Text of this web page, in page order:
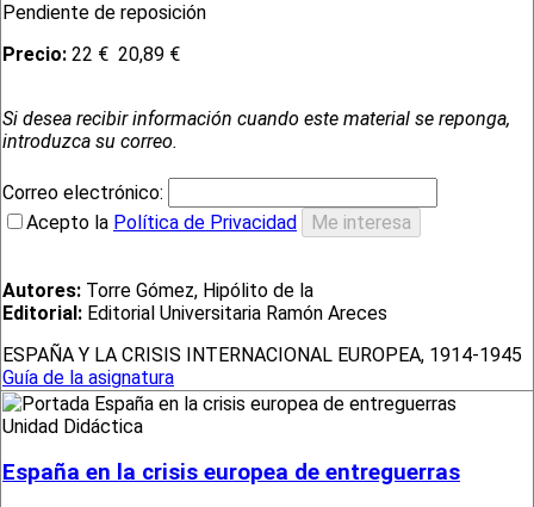
Pendiente de reposición
Precio: 22 € 20,89 €
Si desea recibir información cuando este material se reponga,
introduzca su correo.
Correo electrónico:
Acepto la Política de Privacidad
Autores: Torre Gómez, Hipólito de la
Editorial: Editorial Universitaria Ramón Areces
ESPAÑA Y LA CRISIS INTERNACIONAL EUROPEA, 1914-1945
Guía de la asignatura
Unidad Didáctica
España en la crisis europea de entreguerras